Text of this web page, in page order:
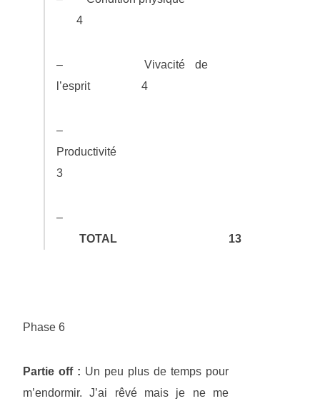
4
– Vivacité de
l’esprit 4
–
Productivité
3
–
TOTAL
13
Phase 6
Partie off : Un peu plus de temps pour
m’endormir. J’ai rêvé mais je ne me